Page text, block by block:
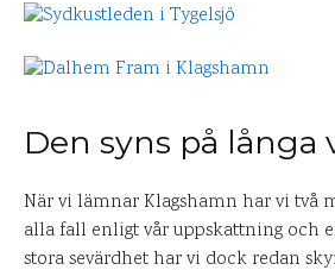
Den syns på långa
När vi lämnar Klagshamn har vi två
alla fall enligt vår uppskattning och
stora sevärdhet har vi dock redan